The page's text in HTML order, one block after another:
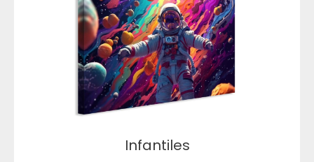
Infantiles